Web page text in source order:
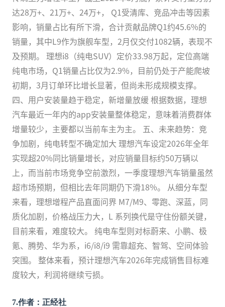
达28万+、21万+、24万+， Q1受清库、竞品冲击等因素
影响，销量占比有所下滑，合计贡献品牌Q1约45.6%的
销量，其中L9作为旗舰车型，2月仅交付1082辆，表现不
及预期。 理想i8（纯电SUV）定价33.98万起，定位高端
纯电市场，Q1销量占比仅为2.9%，目前仍处于产能爬坡
初期，3月订单环比增长显著，但尚未形成规模支撑。
四、用户安装量趋于稳定，新增量放缓 根据数据，理想
汽车最近一年内的app安装量整体稳定，意味着消费群体
增量较少，主要都以当前车主为主。 五、未来趋势：竞
争加剧，纯电转型不确定加大 理想汽车设定2026年全年
实现‌超20%同比销量增长‌，对应销量目标约50万辆以
上，而当前市场竞争空前激烈，一季度理想汽车销量虽然
超市场预期，但相比去年同期仍下滑18%。 从细分车型
来看，理想增程产品直面问界 M7/M9、零跑、深蓝，同
质化加剧，价格战压力大，L 系列换代是守住份额关键，
目前来看，难度较大。 纯电车型则对标蔚来、小鹏、极
氪、腾势、华为系，i6/i8/i9 需靠超充、智驾、空间体验
突围。 整体来看，预计理想汽车2026年完成销售目标难
度较大，利润将继续亏损。
7.作者：正经社